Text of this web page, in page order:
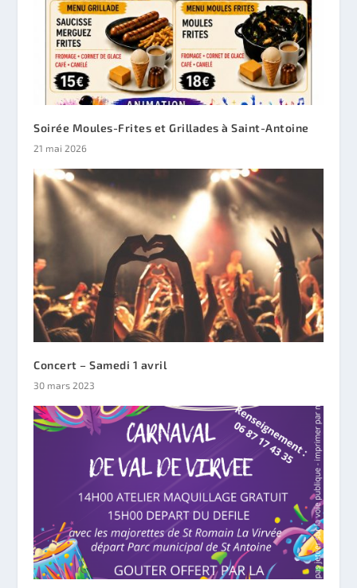
Soirée Moules-Frites et Grillades à Saint-Antoine
21 mai 2026
Concert – Samedi 1 avril
30 mars 2023